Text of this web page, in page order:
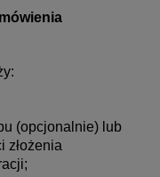
(opcjonalnie) lub
złożenia